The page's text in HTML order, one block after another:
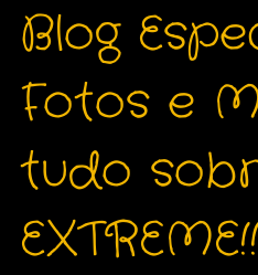
Blog
Fotos e
tudo